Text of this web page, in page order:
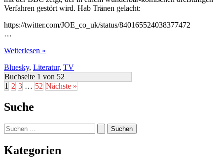
Verfahren gestört wird. Hab Tränen gelacht:
https://twitter.com/JOE_co_uk/status/840165524038377472
…
Gebt
Kindern
das
Kommando…
Weiterlesen »
Bluesky, Literatur, TV
Buchseite 1 von 52
1 2 3 … 52 Nächste »
Suche
Suchen
nach:
Kategorien